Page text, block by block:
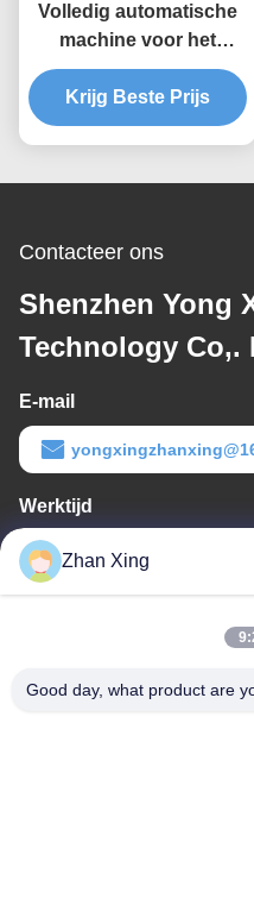
Volledig automatische
machine voor het
vervaardigen van PET-
banden voor plastic
verpakkingsbanden
Krijg Beste Prijs
Contacteer ons
Shenzhen Yong
Technology Co,.
E-mail
Werktijd
8:00-20:00
Ons adres
de bijlage bij Verordening
Zhan Xing
Good day, what product are